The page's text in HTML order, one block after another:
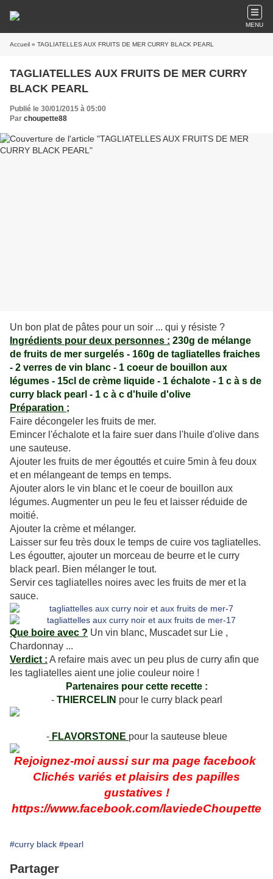
MENU
Accueil » TAGLIATELLES AUX FRUITS DE MER CURRY BLACK PEARL
TAGLIATELLES AUX FRUITS DE MER CURRY
BLACK PEARL
Publié le 30/01/2015 à 05:00
Par choupette88
Un bon plat de pâtes pour un soir ... qui y résiste ?
Ingrédients pour deux personnes : 230g de mélange
de fruits de mer surgelés - 160g de tagliatelles fraiches
- 2 verres de vin blanc - 1 coeur de bouillon aux
légumes - 15cl de crème liquide - 1 échalote - 1 c à s de
curry black pearl - 1 c à c d'huile d'olive
Préparation ;
Faire décongeler les fruits de mer.
Emincer l'échalote et la faire suer dans l'huile d'olive dans
une sauteuse.
Ajouter les fruits de mer égouttés et cuire 5min à feu doux
et en mélangeant de temps en temps.
Ajouter alors le vin blanc et le coeur de bouillon aux
légumes. Augmenter un peu le feu et laisser réduide de
moitié.
Ajouter la crème et mélanger.
Laisser sur feu très doux le temps de cuire vos tagliatelles.
Les égoutter, ajouter un morceau de beurre et le curry
black pearl. Bien mélanger le tout.
Servir ces tagliatelles noires avec les fruits de mer et la
sauce.
Que boire avec ? Un vin blanc, Muscadet sur Lie ,
Chardonnay ...
Verdict : A refaire mais avec un peu plus de curry afin que
les tagliatelles aient une jolie couleur noire !
Partenaires pour cette recette :
-THIERCELIN pour le curry black pearl
- FLAVORSTONE pour la sauteuse bleue
Rejoignez-moi aussi sur ma page facebook
Clichés variés et plaisirs des papilles
gustatives !
https://www.facebook.com/laviedeChoupette
#curry black #pearl
Partager